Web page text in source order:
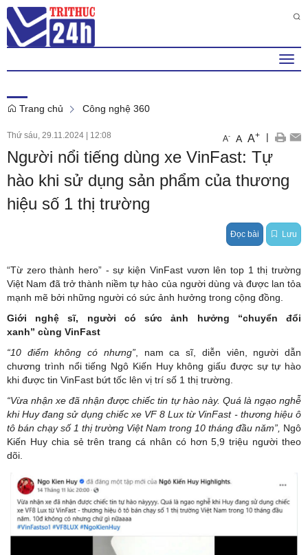
Trang chủ Công nghệ 360
Thứ sáu, 29.11.2024 | 12:08 A- A A+ |
Người nổi tiếng dùng xe VinFast: Tự
hào khi sử dụng sản phẩm của thương
hiệu số 1 thị trường
Đọc bài Lưu
“Từ zero thành hero” - sự kiện VinFast vươn lên top 1 thị trường
Việt Nam đã trở thành niềm tự hào của người dùng và được lan tỏa
mạnh mẽ bởi những người có sức ảnh hưởng trong cộng đồng.
Giới nghệ sĩ, người có sứcảnh hưởng “chuyển đổi
xanh” cùng VinFast
“10 điểm không có nhưng”, nam ca sĩ, diễn viên, người dẫn
chương trình nổi tiếng Ngô Kiến Huy không giấu được sự tự hào
khi được tin VinFast bứt tốc lên vị trí số 1 thị trường.
“Vừa nhận xe đã nhận được chiếc tin tự hào này. Quá là ngạo nghễ
khi Huy đang sử dụng chiếc xe VF 8 Lux từ VinFast - thương hiệu ô
tô bán chạy số 1 thị trường Việt Nam trong 10 tháng đầu năm”, Ngô
Kiến Huy chia sẻ trên trang cá nhân có hơn 5,9 triệu người theo
dõi.